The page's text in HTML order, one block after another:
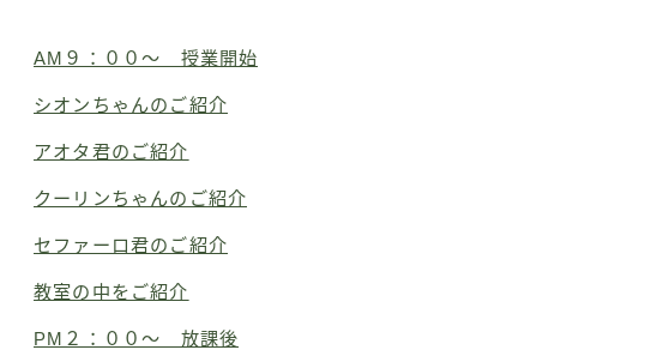
AM９：００～ 授業開始
シオンちゃんのご紹介
アオタ君のご紹介
クーリンちゃんのご紹介
セファーロ君のご紹介
教室の中をご紹介
PM２：００～ 放課後